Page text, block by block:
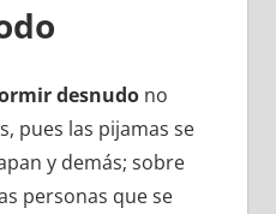
desnudo no
pues las pijamas se
y demás; sobre
personas que se